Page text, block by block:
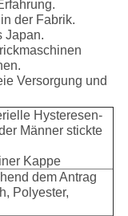
der Fabrik.
Japan.
Versorgung und
Hysteresen-
Männer stickte
Kappe
dem Antrag
Polyester,